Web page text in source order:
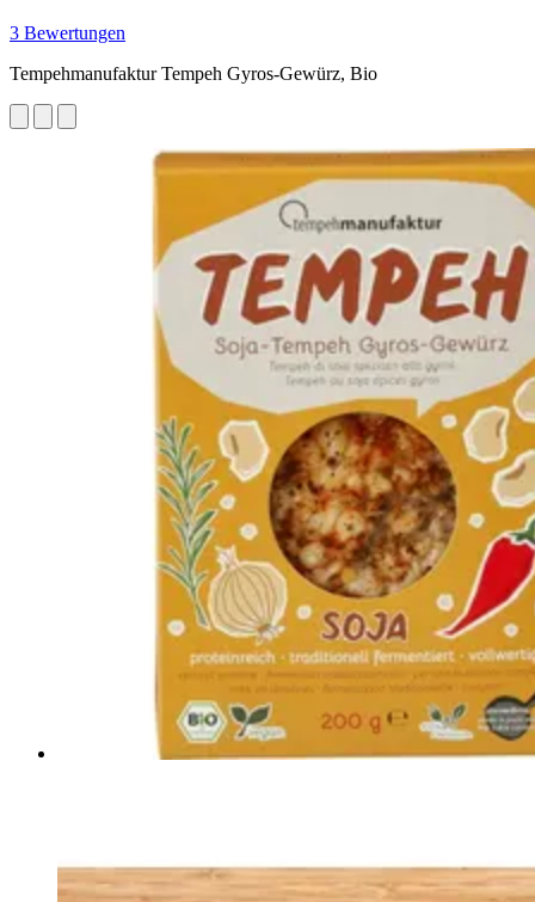
3 Bewertungen
Tempehmanufaktur Tempeh Gyros-Gewürz, Bio